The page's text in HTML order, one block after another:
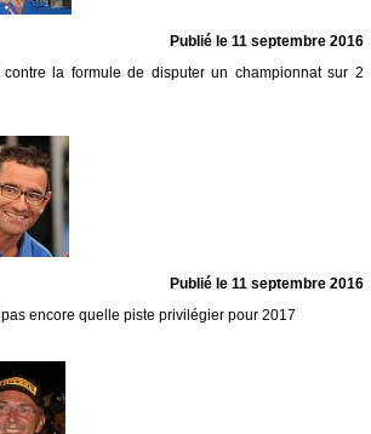
Publié le 11 septembre 2016
la formule de disputer un championnat sur 2
Publié le 11 septembre 2016
encore quelle piste privilégier pour 2017